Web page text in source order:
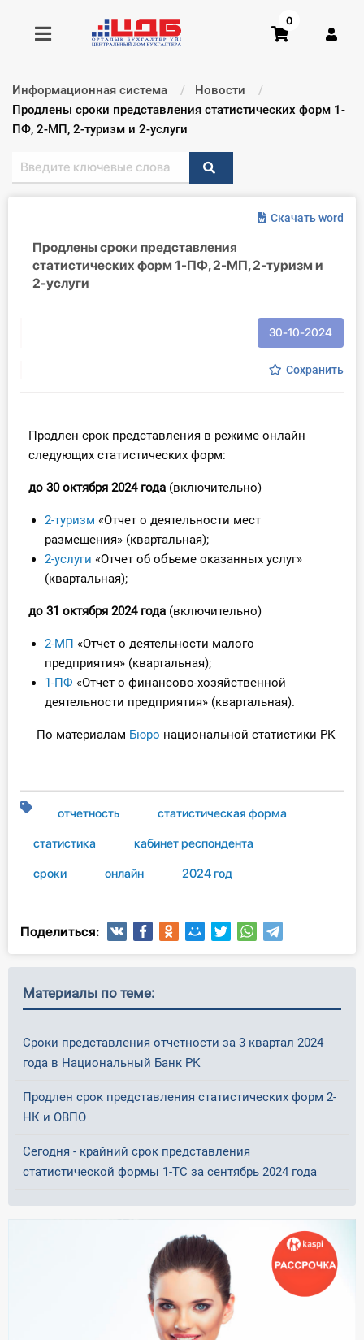
Получить консультацию
Главная ИС
Консультации
Практика ИП
Кадры. Труд. Зарплата.
Учет по отраслям
Юридический помощник
Интернет-магазин
О Системе
Тарифы
бухгалтера
0
Информационная система
Новости
Текущий:
Продлены сроки представления статистических форм 1-
ПФ, 2-МП, 2-туризм и 2-услуги
Скачать word
Продлены сроки представления
статистических форм 1-ПФ, 2-МП, 2-туризм и
2-услуги
30-10-2024
Сохранить
Продлен срок представления в режиме онлайн
следующих статистических форм:
до 30 октября 2024 года (включительно)
2-туризм «Отчет о деятельности мест
размещения» (квартальная);
2-услуги «Отчет об объеме оказанных услуг»
(квартальная);
до 31 октября 2024 года (включительно)
2-МП «Отчет о деятельности малого
предприятия» (квартальная);
1-ПФ «Отчет о финансово-хозяйственной
деятельности предприятия» (квартальная).
По материалам Бюро национальной статистики РК
отчетность статистическая форма
статистика кабинет респондента
сроки онлайн 2024 год
Поделиться:
Материалы по теме:
Сроки представления отчетности за 3 квартал 2024
года в Национальный Банк РК
Продлен срок представления статистических форм 2-
НК и ОВПО
Сегодня - крайний срок представления
статистической формы 1-ТС за сентябрь 2024 года